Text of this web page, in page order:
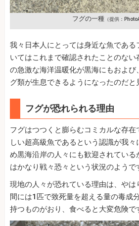
フグの一種 （提供：
我々日本人にとっては身近な魚である
いてはこれまで確認されたことのな
の急激な海洋温暖化が黒海にもおよび
グ類が生息できるようになったのだと
フグが恐れられる理由
フグはつつくと膨らむコミカルな存
しい超高級魚であるという認識が我
め黒海沿岸の人々にも歓迎されている
はかなり戦々恐々という状況のようで
現地の人々が恐れている理由は、やは
間には1匹で致死量を超える量の毒成
持つものがおり、食べると大変危険で